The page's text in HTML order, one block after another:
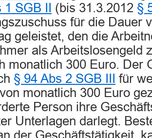
SGB II
(bis 31.3.2012 §
für die Dauer
geleistet, den die
als Arbeitslosengeld
monatlich 300 Euro. Der
§ 94 Abs 2 SGB III
für
monatlich 300 Euro
Person ihre
Unterlagen darlegt.
der Geschäftstätigkeit,